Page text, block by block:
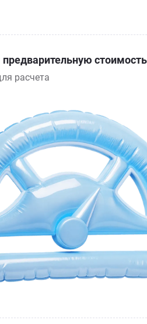
стоимость
расчета